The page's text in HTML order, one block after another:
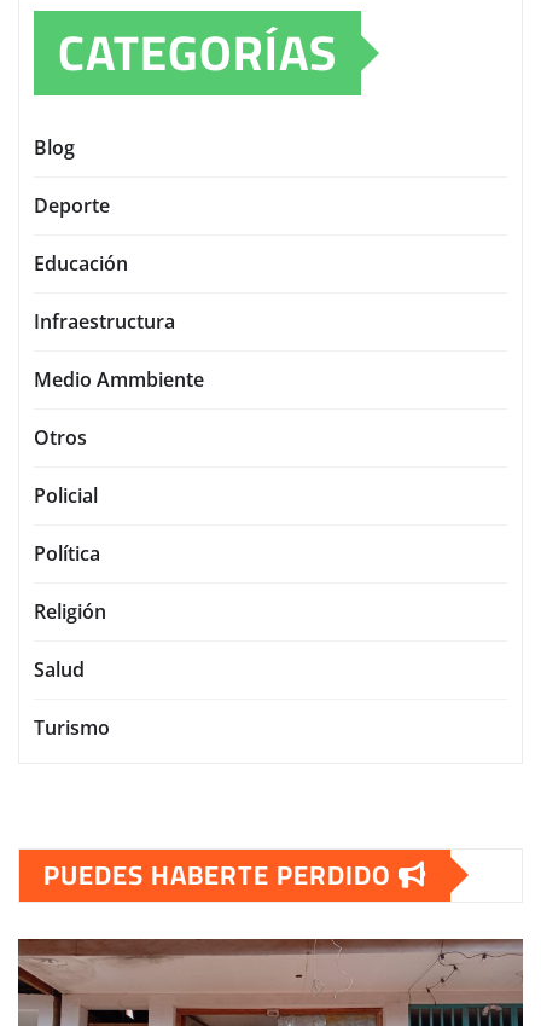
CATEGORÍAS
Blog
Deporte
Educación
Infraestructura
Medio Ammbiente
Otros
Policial
Política
Religión
Salud
Turismo
PUEDES HABERTE PERDIDO